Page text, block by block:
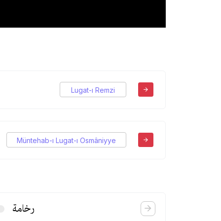
Lugat-ı Remzi
Müntehab-ı Lugat-ı Osmâniyye
رخامة